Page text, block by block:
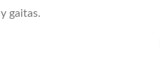
y gaitas.